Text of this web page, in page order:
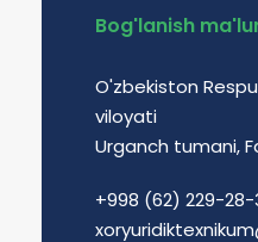
Bog'lanish
O'zbekiston
viloyati
Urganch tumani,
+998 (62) 229-